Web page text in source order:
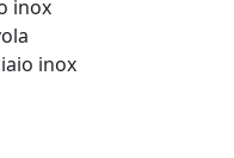
inox
inox